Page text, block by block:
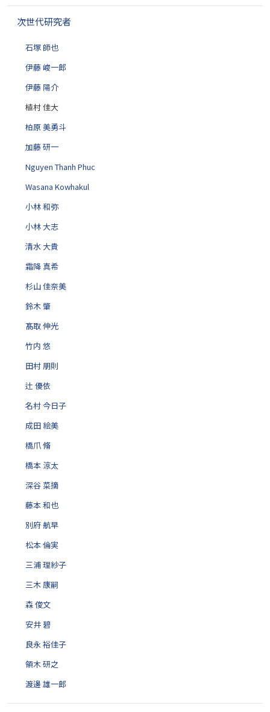
ゲ
次世代研究者
石塚 師也
伊藤 峻一郎
伊藤 陽介
植村 佳大
柏原 美勇斗
加藤 研一
Nguyen Thanh Phuc
Wasana Kowhakul
小林 和弥
小林 大志
清水 大貴
霜降 真希
杉山 佳奈美
鈴木 肇
髙取 伸光
竹内 悠
田村 朋則
辻 優依
名村 今日子
成田 絵美
橋爪 脩
橋本 涼太
深谷 菜摘
藤本 和也
別府 航早
松本 倫実
三浦 理紗子
三木 康嗣
森 俊文
安井 碧
良永 裕佳子
領木 研之
渡邊 雄一郎